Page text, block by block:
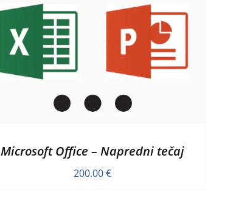
Microsoft Office – Napredni tečaj
200.00€